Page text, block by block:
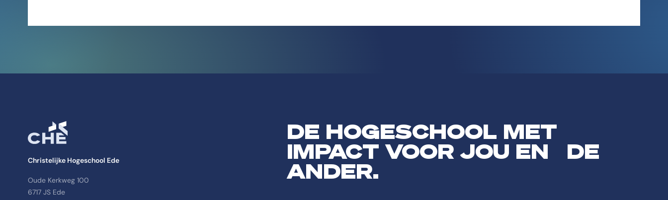
Christelijke Hogeschool Ede
Oude Kerkweg 100
6717 JS Ede
DE HOGESCHOOL MET
IMPACT VOOR JOU EN DE
ANDER.